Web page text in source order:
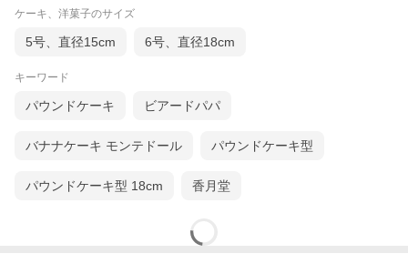
ケーキ、洋菓子のサイズ
5号、直径15cm 6号、直径18cm
キーワード
パウンドケーキ ビアードパパ
バナナケーキ モンテドール パウンドケーキ型
パウンドケーキ型 18cm 香月堂